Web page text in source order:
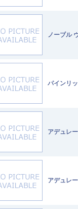
ノーブル
パインリ
アデュレ
アデュレ